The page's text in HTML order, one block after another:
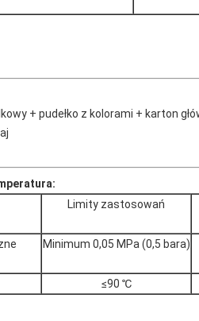
+ pudełko z kolorami + karton
Limity zastosowań
Minimum 0,05 MPa (0,5 bara)
≤90 ℃